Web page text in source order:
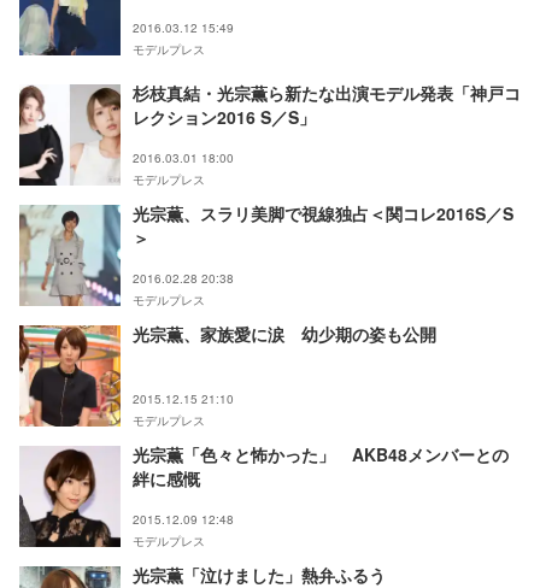
2016.03.12 15:49
モデルプレス
杉枝真結・光宗薫ら新たな出演モデル発表「神戸コ
レクション2016 S／S」
2016.03.01 18:00
モデルプレス
光宗薫、スラリ美脚で視線独占＜関コレ2016S／S
＞
2016.02.28 20:38
モデルプレス
光宗薫、家族愛に涙 幼少期の姿も公開
2015.12.15 21:10
モデルプレス
光宗薫「色々と怖かった」 AKB48メンバーとの
絆に感慨
2015.12.09 12:48
モデルプレス
光宗薫「泣けました」熱弁ふるう